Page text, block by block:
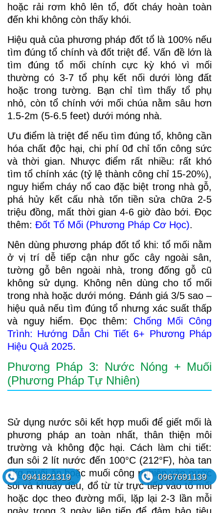
hoặc rải rơm khô lên tổ, đốt cháy hoàn toàn
đến khi không còn thấy khói.
Hiệu quả của phương pháp đốt tổ là 100% nếu
tìm đúng tổ chính và đốt triệt để. Vấn đề lớn là
tìm đúng tổ mối chính cực kỳ khó vì mối
thường có 3-7 tổ phụ kết nối dưới lòng đất
hoặc trong tường. Bạn chỉ tìm thấy tổ phụ
nhỏ, còn tổ chính với mối chúa nằm sâu hơn
1.5-2m (5-6.5 feet) dưới móng nhà.
Ưu điểm là triệt để nếu tìm đúng tổ, không cần
hóa chất độc hại, chi phí 0đ chỉ tốn công sức
và thời gian. Nhược điểm rất nhiều: rất khó
tìm tổ chính xác (tỷ lệ thành công chỉ 15-20%),
nguy hiểm cháy nổ cao đặc biệt trong nhà gỗ,
phá hủy kết cấu nhà tốn tiền sửa chữa 2-5
triệu đồng, mất thời gian 4-6 giờ đào bới. Đọc
thêm: Đốt Tổ Mối (Phương Pháp Cơ Học).
Nên dùng phương pháp đốt tổ khi: tổ mối nằm
ở vị trí dễ tiếp cận như gốc cây ngoài sân,
tường gỗ bên ngoài nhà, trong đống gỗ cũ
không sử dụng. Không nên dùng cho tổ mối
trong nhà hoặc dưới móng. Đánh giá 3/5 sao –
hiệu quả nếu tìm đúng tổ nhưng xác suất thấp
và nguy hiểm. Đọc thêm: Chống Mối Công
Trình: Hướng Dẫn Chi Tiết 6+ Phương Pháp
Hiệu Quả 2025.
Phương Pháp 3: Nước Nóng + Muối
(Phương Pháp Tự Nhiên)
Sử dụng nước sôi kết hợp muối để giết mối là
phương pháp an toàn nhất, thân thiện môi
trường và không độc hại. Cách làm chi tiết:
đun sôi 2 lít nước đến 100°C (212°F), hòa tan
1kg muối ăn hoặc muối công nghiệp vào nước
sôi và khuấy đều, đổ từ từ trực tiếp vào tổ mối
hoặc dọc theo đường mối, lặp lại 2-3 lần mỗi
0941821319 0967691139